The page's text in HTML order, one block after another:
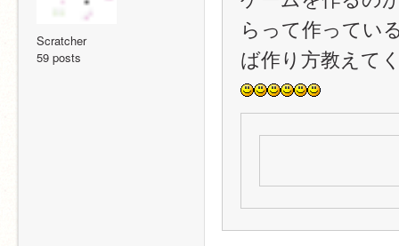
Scratcher
59 posts
らって作ってい
ば作り方教えて